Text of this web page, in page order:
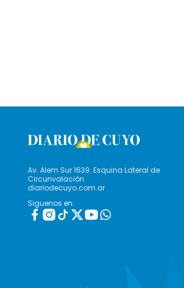
Av. Alem Sur 1639. Esquina Lateral de
Circunvalación
diariodecuyo.com.ar
Siguenos en: